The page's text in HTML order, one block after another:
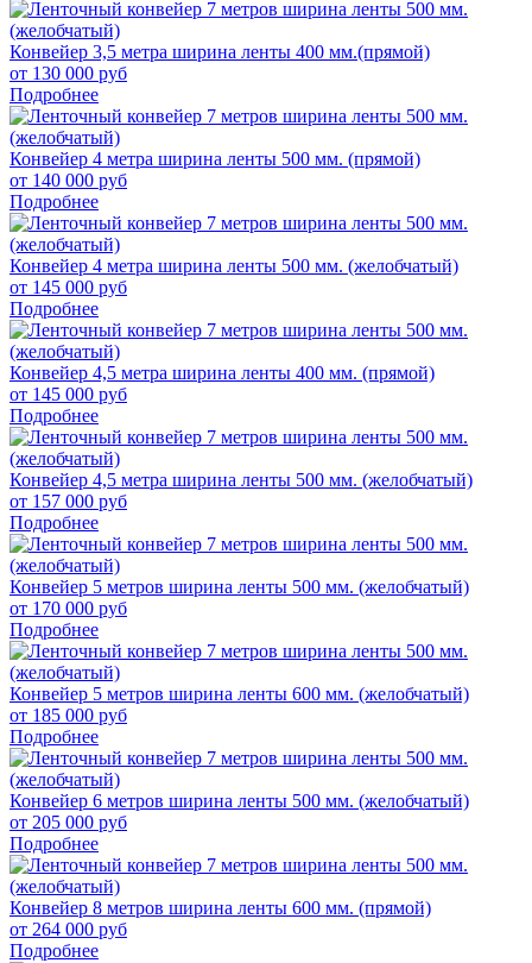
Конвейер 3,5 метра ширина ленты 400 мм.(прямой)
от 130 000 руб
Подробнее
Конвейер 4 метра ширина ленты 500 мм. (прямой)
от 140 000 руб
Подробнее
Конвейер 4 метра ширина ленты 500 мм. (желобчатый)
от 145 000 руб
Подробнее
Конвейер 4,5 метра ширина ленты 400 мм. (прямой)
от 145 000 руб
Подробнее
Конвейер 4,5 метра ширина ленты 500 мм. (желобчатый)
от 157 000 руб
Подробнее
Конвейер 5 метров ширина ленты 500 мм. (желобчатый)
от 170 000 руб
Подробнее
Конвейер 5 метров ширина ленты 600 мм. (желобчатый)
от 185 000 руб
Подробнее
Конвейер 6 метров ширина ленты 500 мм. (желобчатый)
от 205 000 руб
Подробнее
Конвейер 8 метров ширина ленты 600 мм. (прямой)
от 264 000 руб
Подробнее